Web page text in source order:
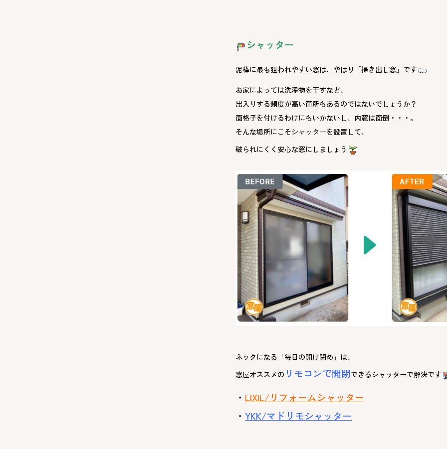
シャッター
泥棒に最も狙われやすい窓は、やはり「掃き出し窓」です
お家によっては洗濯物を干すなど、
出入りする頻度が高い箇所もあるのではないでしょうか？
面格子を付けるわけにもいかないし、内窓は面倒・・・。
そんな場所にこそシャッターを設置して、
破られにくく安心な窓にしましょう
ネックになる「毎日の開け閉め」は、
窓屋オススメの リモコンで開閉できるシャッターで解決です
・ LIXIL/リフォームシャッター
・ YKK/マドリモシャッター